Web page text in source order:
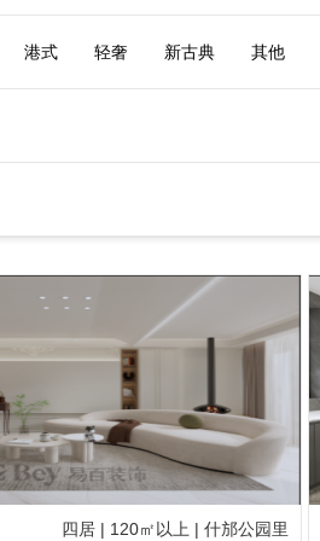
港式 轻奢 新古典 其他
四居 | 120㎡以上 | 什邡公园里